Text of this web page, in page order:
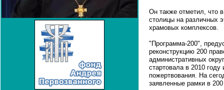
Он также отметил, что
столицы на различных
храмовых комплексов.
"Программа-200",
реконструкцию 200
административных
стартовала в 2010 году
пожертвования. На
заявленные рамки в